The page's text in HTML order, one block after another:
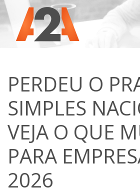
PERDEU O
SIMPLES
VEJA O QUE
PARA
2026